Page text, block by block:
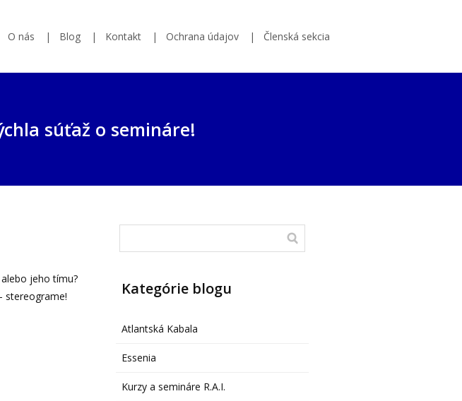
O nás Blog Kontakt Ochrana údajov Členská sekcia
súťaž o semináre!
jeho tímu?
stereograme!
Kategórie blogu
Atlantská Kabala
Essenia
Kurzy a semináre R.A.I.